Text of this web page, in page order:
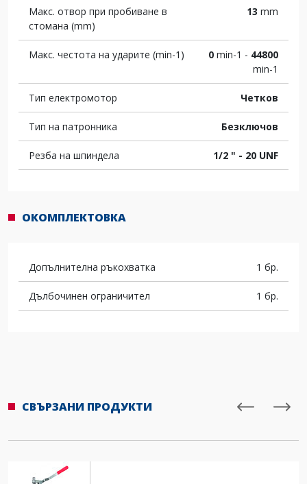
Макс. отвор при пробиване в
стомана (mm)
13 mm
Макс. честота на ударите (min-1) 0 min-1 - 44800
min-1
Тип електромотор Четков
Тип на патронника Безключов
Резба на шпиндела 1/2 " - 20 UNF
ОКОМПЛЕКТОВКА
Допълнителна ръкохватка 1 бр.
Дълбочинен ограничител 1 бр.
СВЪРЗАНИ ПРОДУКТИ